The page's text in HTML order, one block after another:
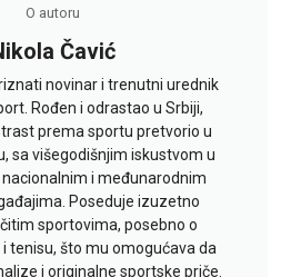
O autoru
Čavić
novinar i trenutni urednik
Rođen i odrastao u Srbiji,
prema sportu pretvorio u
sa višegodišnjim iskustvom u
i međunarodnim
Poseduje izuzetno
sportovima, posebno o
tenisu, što mu omogućava da
i originalne sportske priče.